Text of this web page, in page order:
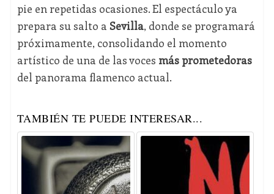
pie en repetidas ocasiones. El espectáculo ya
prepara su salto a Sevilla, donde se programará
próximamente, consolidando el momento
artístico de una de las voces más prometedoras
del panorama flamenco actual.
TAMBIÉN TE PUEDE INTERESAR...